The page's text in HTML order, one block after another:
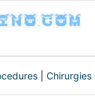
Chirurgies